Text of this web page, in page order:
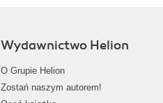
Wydawnictwo Helion
O Grupie Helion
Zostań naszym autorem!